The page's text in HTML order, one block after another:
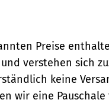
Preise
verstehen sich
keine
wir eine